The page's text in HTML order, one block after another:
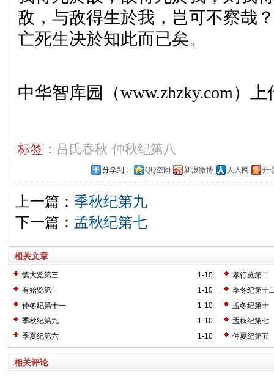
敌，与敌得生於我，岂可不察哉
亡死生决於知此而已矣。
中华智库园（www.zhzky.com）上
标签： 吕氏春秋 仲秋纪第八
分享到： QQ空间 新浪微博 人人网 开
上一篇： 季秋纪第九
下一篇： 孟秋纪第七
相关文章
1-10
慎大览第三
孝行览第二
1-10
有始览第一
季冬纪第十
1-10
仲冬纪第十一
孟冬纪第十
1-10
季秋纪第九
孟秋纪第七
1-10
季夏纪第六 仲夏纪第五
相关评论